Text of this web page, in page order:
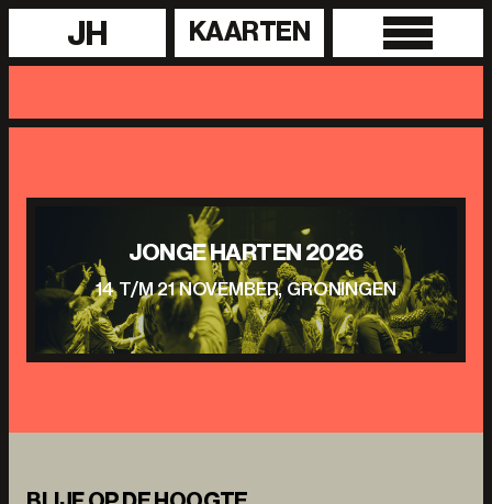
JH KAARTEN
JONGE HARTEN 2026
14 T/M 21 NOVEMBER, GRONINGEN